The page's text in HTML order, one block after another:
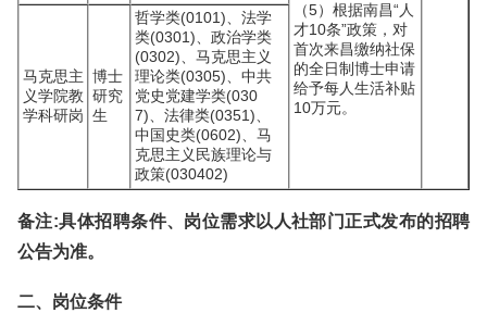
（5）根据南昌“人
才10条”政策，对
首次来昌缴纳社保
的全日制博士申请
给予每人生活补贴
10万元。
马克思主
义学院教
学科研岗
博士
研究
生
哲学类(0101)、法学
类(0301)、政治学类
(0302)、马克思主义
理论类(0305)、中共
党史党建学类(030
7)、法律类(0351)、
中国史类(0602)、马
克思主义民族理论与
政策(030402)
备注:具体招聘条件、岗位需求以人社部门正式发布的招聘
公告为准。
二、岗位条件